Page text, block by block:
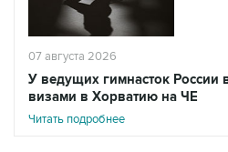
07 августа 2026
У ведущих гимнасток
визами в Хорватию на ЧЕ
Читать подробнее